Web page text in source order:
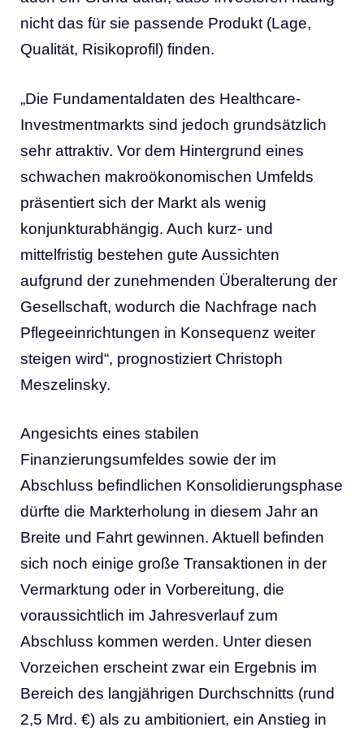
nicht das für sie passende Produkt (Lage,
Qualität, Risikoprofil) finden.
„Die Fundamentaldaten des Healthcare-
Investmentmarkts sind jedoch grundsätzlich
sehr attraktiv. Vor dem Hintergrund eines
schwachen makroökonomischen Umfelds
präsentiert sich der Markt als wenig
konjunkturabhängig. Auch kurz- und
mittelfristig bestehen gute Aussichten
aufgrund der zunehmenden Überalterung der
Gesellschaft, wodurch die Nachfrage nach
Pflegeeinrichtungen in Konsequenz weiter
steigen wird“, prognostiziert Christoph
Meszelinsky.
Angesichts eines stabilen
Finanzierungsumfeldes sowie der im
Abschluss befindlichen Konsolidierungsphase
dürfte die Markterholung in diesem Jahr an
Breite und Fahrt gewinnen. Aktuell befinden
sich noch einige große Transaktionen in der
Vermarktung oder in Vorbereitung, die
voraussichtlich im Jahresverlauf zum
Abschluss kommen werden. Unter diesen
Vorzeichen erscheint zwar ein Ergebnis im
Bereich des langjährigen Durchschnitts (rund
2,5 Mrd. €) als zu ambitioniert, ein Anstieg in